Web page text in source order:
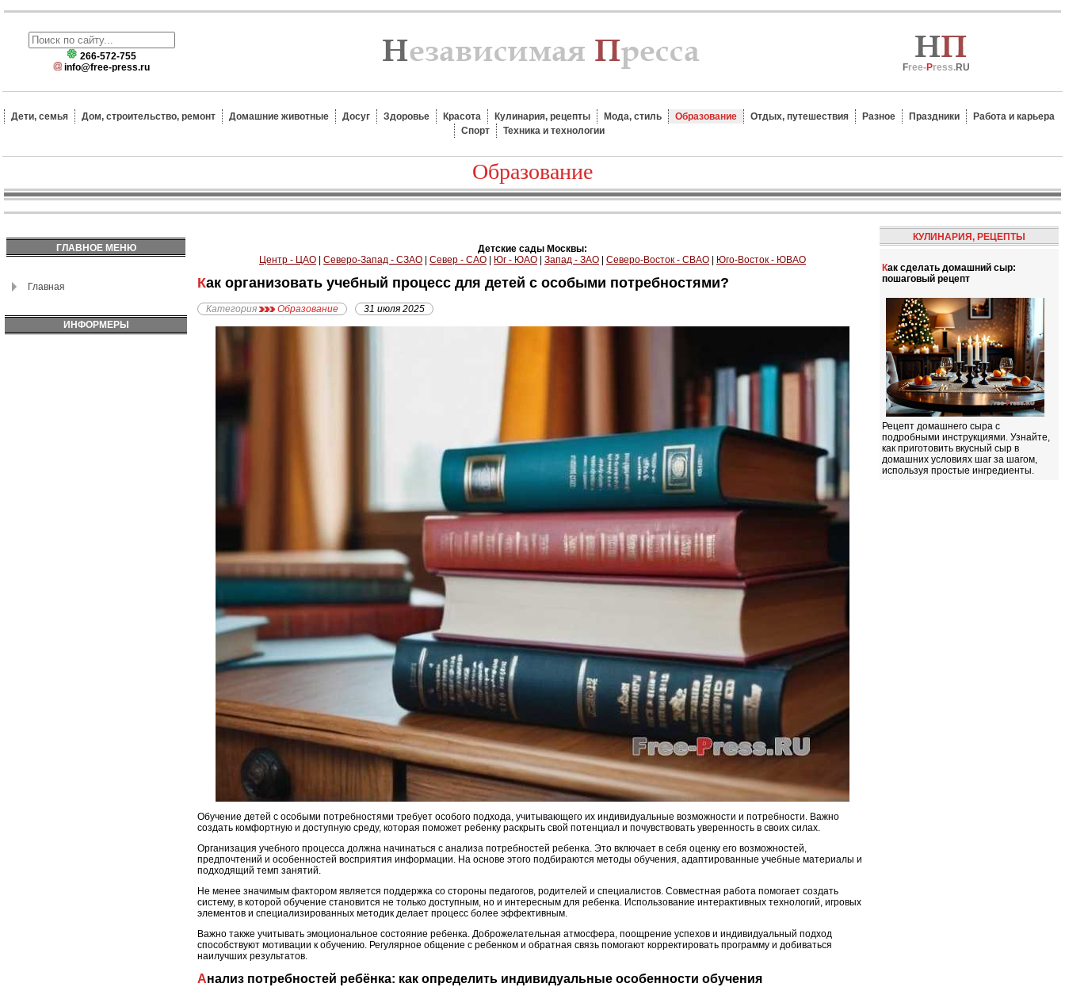
266-572-755
info@free-press.ru
Free-Press.RU
Дети, семья Дом, строительство, ремонт Домашние животные Досуг Здоровье Красота Кулинария, рецепты Мода, стиль Образование Отдых, путешествия Разное Праздники
Работа и карьера
Спорт
Техника и технологии
Образование
ГЛАВНОЕ МЕНЮ
Главная
ИНФОРМЕРЫ
Детские сады Москвы:
Центр - ЦАО
Северо-Запад - СЗАО Север - САО Юг - ЮАО Запад - ЗАО Северо-Восток - СВАО Юго-Восток - ЮВАО
Как организовать учебный процесс для детей с особыми потребностями?
Категория Образование 31 июля 2025
Обучение детей с особыми потребностями требует особого подхода, учитывающего их индивидуальные возможности и потребности. Важно
создать комфортную и доступную среду, которая поможет ребенку раскрыть свой потенциал и почувствовать уверенность в своих силах.
Организация учебного процесса должна начинаться с анализа потребностей ребенка. Это включает в себя оценку его возможностей,
предпочтений и особенностей восприятия информации. На основе этого подбираются методы обучения, адаптированные учебные материалы и
подходящий темп занятий.
Не менее значимым фактором является поддержка со стороны педагогов, родителей и специалистов. Совместная работа помогает создать
систему, в которой обучение становится не только доступным, но и интересным для ребенка. Использование интерактивных технологий, игровых
элементов и специализированных методик делает процесс более эффективным.
Важно также учитывать эмоциональное состояние ребенка. Доброжелательная атмосфера, поощрение успехов и индивидуальный подход
способствуют мотивации к обучению. Регулярное общение с ребенком и обратная связь помогают корректировать программу и добиваться
наилучших результатов.
Анализ потребностей ребёнка: как определить индивидуальные особенности обучения
КУЛИНАРИЯ, РЕЦЕПТЫ
Как сделать домашний сыр:
пошаговый рецепт
Рецепт домашнего сыра с
подробными инструкциями. Узнайте,
как приготовить вкусный сыр в
домашних условиях шаг за шагом,
используя простые ингредиенты.